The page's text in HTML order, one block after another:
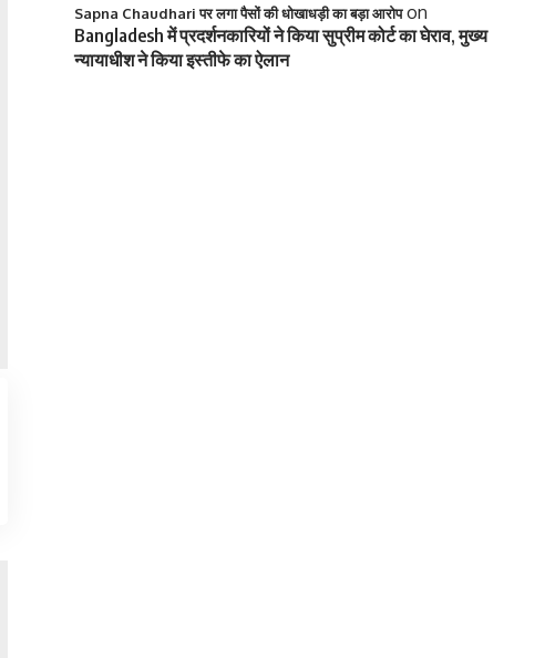
Sapna Chaudhari पर लगा पैसों की धोखाधड़ी का बड़ा आरोपon
Bangladesh में प्रदर्शनकारियों ने किया सुप्रीम कोर्ट का घेराव, मुख्य
न्यायाधीश ने किया इस्तीफे का ऐलान